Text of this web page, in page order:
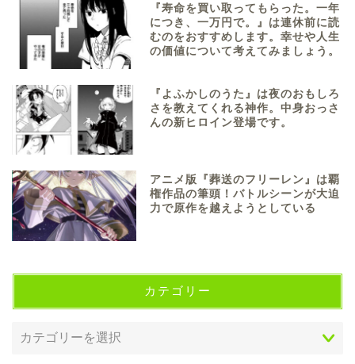
『寿命を買い取ってもらった。一年
につき、一万円で。』は連休前に読
むのをおすすめします。幸せや人生
の価値について考えてみましょう。
『よふかしのうた』は夜のおもしろ
さを教えてくれる神作。中身おっさ
んの新ヒロイン登場です。
アニメ版『葬送のフリーレン』は覇
権作品の筆頭！バトルシーンが大迫
力で原作を越えようとしている
カテゴリー